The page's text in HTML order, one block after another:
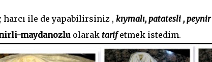
ile de yapabilirsiniz , kıymalı, patatesli , peynir
maydanozlu olaraktarifetmek istedim.